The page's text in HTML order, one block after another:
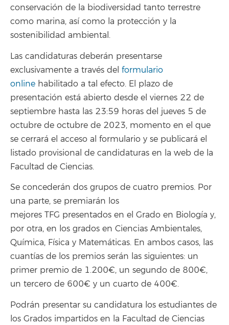
conservación de la biodiversidad tanto terrestre
como marina, así como la protección y la
sostenibilidad ambiental.
Las candidaturas deberán presentarse
exclusivamente a través del formulario
online habilitado a tal efecto. El plazo de
presentación está abierto desde el viernes 22 de
septiembre hasta las 23:59 horas del jueves 5 de
octubre de octubre de 2023, momento en el que
se cerrará el acceso al formulario y se publicará el
listado provisional de candidaturas en la web de la
Facultad de Ciencias.
Se concederán dos grupos de cuatro premios. Por
una parte, se premiarán los
mejores TFG presentados en el Grado en Biología y,
por otra, en los grados en Ciencias Ambientales,
Química, Física y Matemáticas. En ambos casos, las
cuantías de los premios serán las siguientes: un
primer premio de 1.200€, un segundo de 800€,
un tercero de 600€ y un cuarto de 400€.
Podrán presentar su candidatura los estudiantes de
los Grados impartidos en la Facultad de Ciencias